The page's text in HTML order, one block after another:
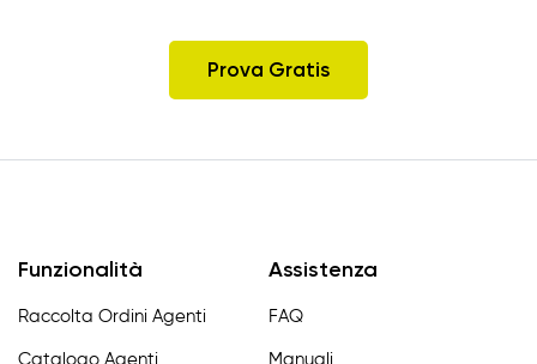
Prova Gratis
Funzionalità
Raccolta Ordini Agenti
Catalogo Agenti
Assistenza
FAQ
Manuali